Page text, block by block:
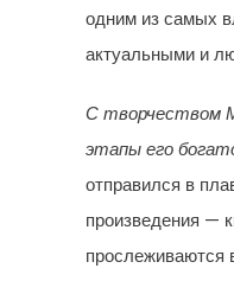
одним из самых
актуальными и
С творчеством
этапы его
отправился в
произведения —
прослеживаются